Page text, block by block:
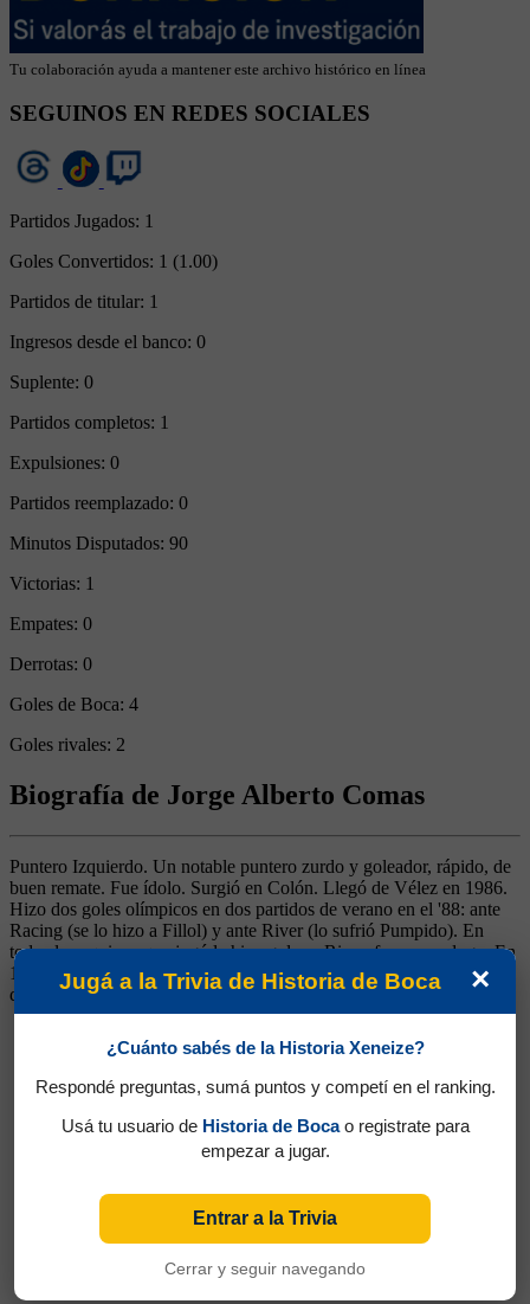
Tu colaboración ayuda a mantener este archivo histórico en línea
SEGUINOS EN REDES SOCIALES
Partidos Jugados: 1
Goles Convertidos: 1 (1.00)
Partidos de titular: 1
Ingresos desde el banco: 0
Suplente: 0
Partidos completos: 1
Expulsiones: 0
Partidos reemplazado: 0
Minutos Disputados: 90
Victorias: 1
Empates: 0
Derrotas: 0
Goles de Boca: 4
Goles rivales: 2
Biografía de Jorge Alberto Comas
Puntero Izquierdo. Un notable puntero zurdo y goleador, rápido, de
buen remate. Fue ídolo. Surgió en Colón. Llegó de Vélez en 1986.
Hizo dos goles olímpicos en dos partidos de verano en el '88: ante
Racing (se lo hizo a Fillol) y ante River (lo sufrió Pumpido). En
todos los equipos que jugó le hizo goles a River, fue su verdugo. En
1989 se fue distanciado con Aimar y Alegre y pasó al Veracruz, en
donde marcó época.
×
Jugá a la Trivia de Historia de Boca
¿Cuánto sabés de la Historia Xeneize?
Respondé preguntas, sumá puntos y competí en el ranking.
Usá tu usuario de Historia de Bocao registrate para
empezar a jugar.
Entrar a la Trivia
Cerrar y seguir navegando